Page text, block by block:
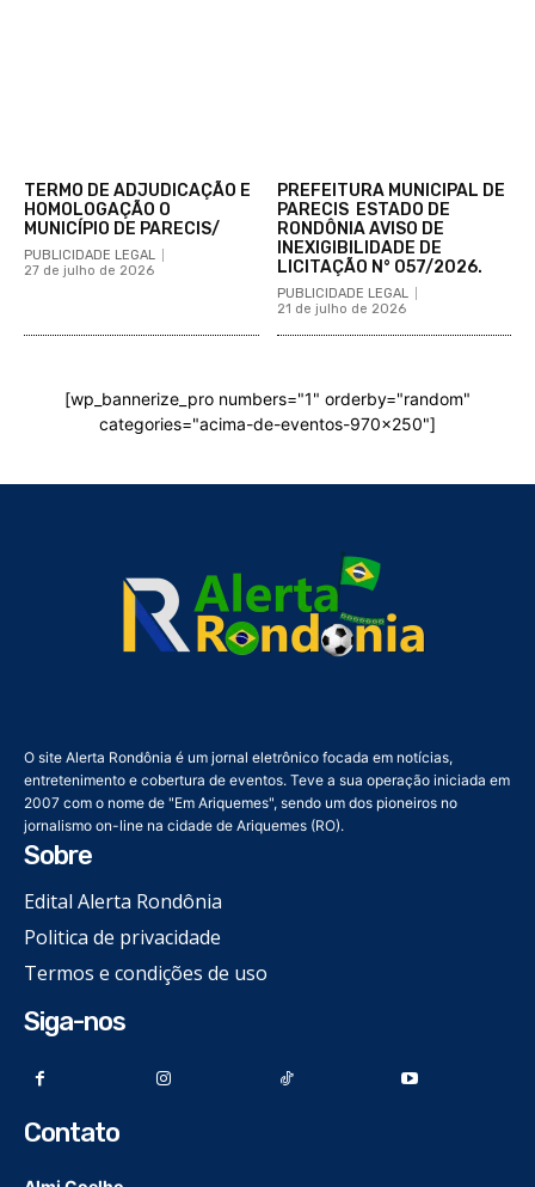
TERMO DE ADJUDICAÇÃO E
HOMOLOGAÇÃO O
MUNICÍPIO DE PARECIS/
PUBLICIDADE LEGAL
27 de julho de 2026
PREFEITURA MUNICIPAL DE
PARECIS ESTADO DE
RONDÔNIA AVISO DE
INEXIGIBILIDADE DE
LICITAÇÃO N° 057/2026.
PUBLICIDADE LEGAL
21 de julho de 2026
[wp_bannerize_pro numbers="1" orderby="random"
categories="acima-de-eventos-970x250"]
O site Alerta Rondônia é um jornal eletrônico focada em notícias,
entretenimento e cobertura de eventos. Teve a sua operação iniciada em
2007 com o nome de "Em Ariquemes", sendo um dos pioneiros no
jornalismo on-line na cidade de Ariquemes (RO).
Sobre
Edital Alerta Rondônia
Politica de privacidade
Termos e condições de uso
Siga-nos
Contato